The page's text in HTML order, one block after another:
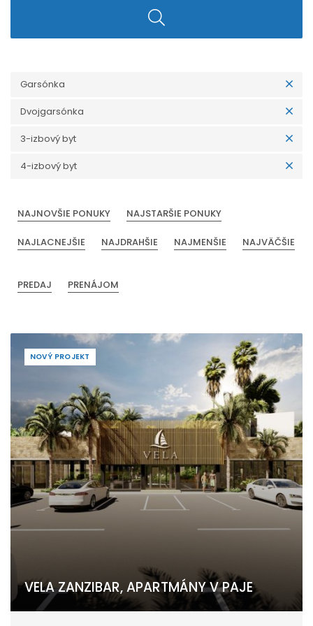
Garsónka
Dvojgarsónka
3-izbový byt
4-izbový byt
NAJNOVŠIE PONUKY NAJSTARŠIE PONUKY
NAJLACNEJŠIE NAJDRAHŠIE NAJMENŠIE NAJVÄČŠIE
PREDAJ PRENÁJOM
NOVÝ PROJEKT
VELA ZANZIBAR, APARTMÁNY V PAJE